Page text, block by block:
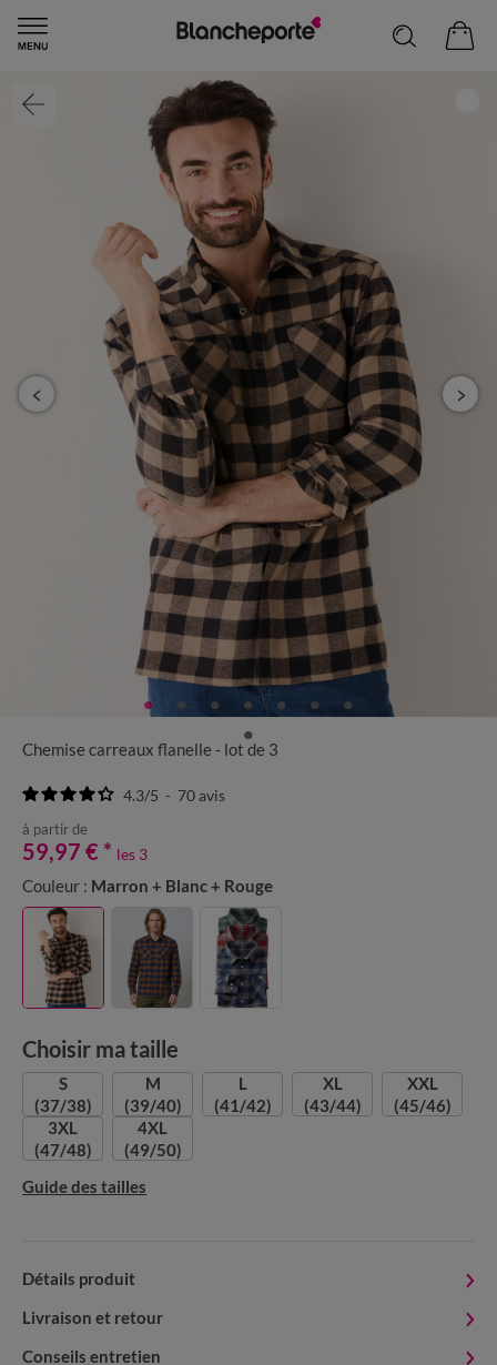
Chemise carreaux flanelle - lot de 3
4.3/5 - 70avis
à partir de
59,97 € * les 3
Couleur : Marron + Blanc + Rouge
Choisir ma taille
S
(37/38)
M
(39/40)
L
(41/42)
XL
(43/44)
XXL
(45/46)
3XL
(47/48)
4XL
(49/50)
Guide des tailles
Détails produit
Livraison et retour
Conseils entretien